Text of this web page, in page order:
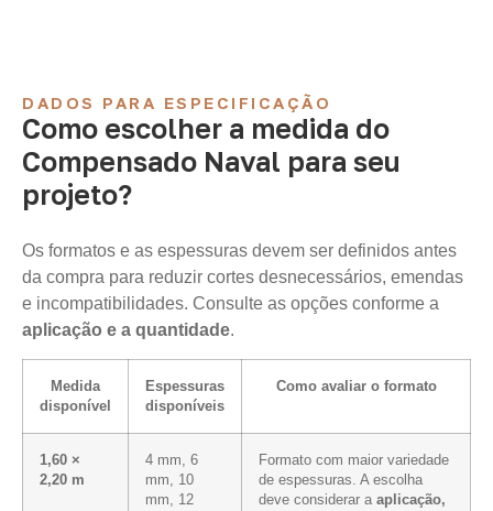
DADOS PARA ESPECIFICAÇÃO
Como escolher a medida do
Compensado Naval para seu
projeto?
Os formatos e as espessuras devem ser definidos antes
da compra para reduzir cortes desnecessários, emendas
e incompatibilidades. Consulte as opções conforme a
aplicação e a quantidade.
Medida
disponível
Espessuras
disponíveis
Como avaliar o formato
1,60 ×
2,20 m
4 mm, 6
mm, 10
mm, 12
Formato com maior variedade
de espessuras. A escolha
deve considerar a aplicação,